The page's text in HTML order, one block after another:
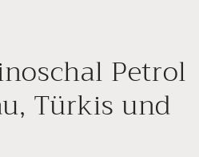
Petrol
Türkis und